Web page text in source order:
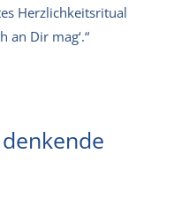
Herzlichkeitsritual
an Dir mag‘.“